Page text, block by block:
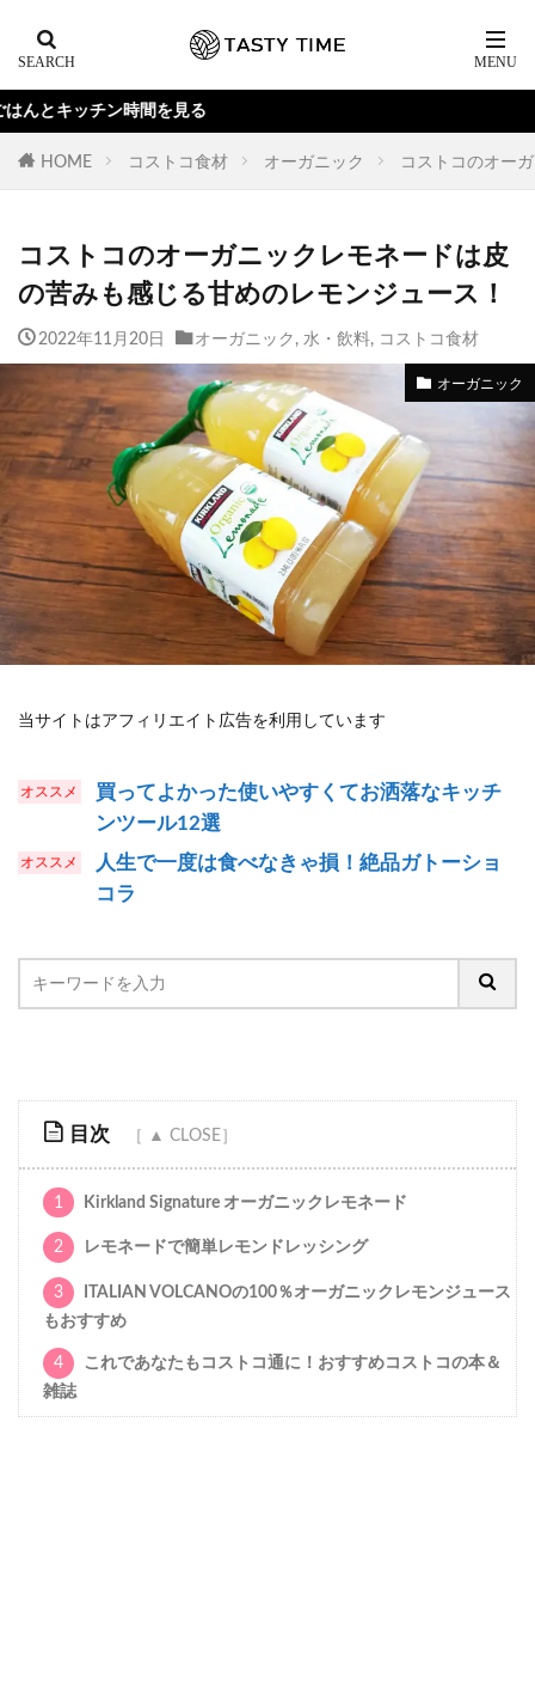
見る
HOME コストコ食材 オーガニック コストコのオー
コストコのオーガニックレモネードは皮
の苦みも感じる甘めのレモンジュース！
2022年11月20日 オーガニック , 水・飲料, コストコ食材
オーガニック
当サイトはアフィリエイト広告を利用しています
買ってよかった使いやすくてお洒落なキッチ
ンツール12選
人生で一度は食べなきゃ損！絶品ガトーショ
コラ
目次
1 Kirkland Signature オーガニックレモネード
2 レモネードで簡単レモンドレッシング
3
ITALIAN VOLCANOの100％オーガニックレモンジュース
もおすすめ
4
これであなたもコストコ通に！おすすめコストコの本＆
雑誌